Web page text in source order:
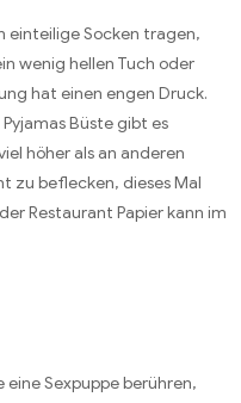
einteilige Socken tragen,
wenig hellen Tuch oder
hat einen engen Druck.
Büste gibt es
höher als an anderen
zu beflecken, dieses Mal
Restaurant Papier kann im
eine Sexpuppe berühren,